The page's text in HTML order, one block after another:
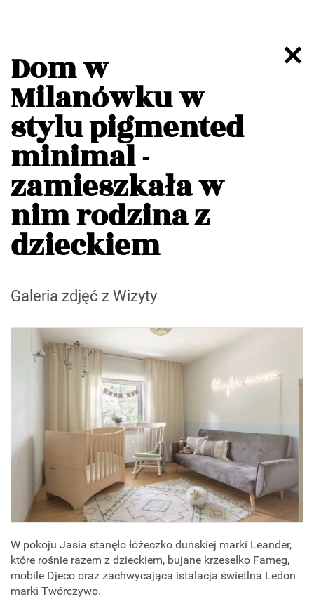
Dom w
Milanówku w
stylu pigmented
minimal -
zamieszkała w
nim rodzina z
dzieckiem
Galeria zdjęć z Wizyty
W pokoju Jasia stanęło łóżeczko duńskiej marki Leander,
które rośnie razem z dzieckiem, bujane krzesełko Fameg,
mobile Djeco oraz zachwycająca istalacja świetlna Ledon
marki Twórczywo.